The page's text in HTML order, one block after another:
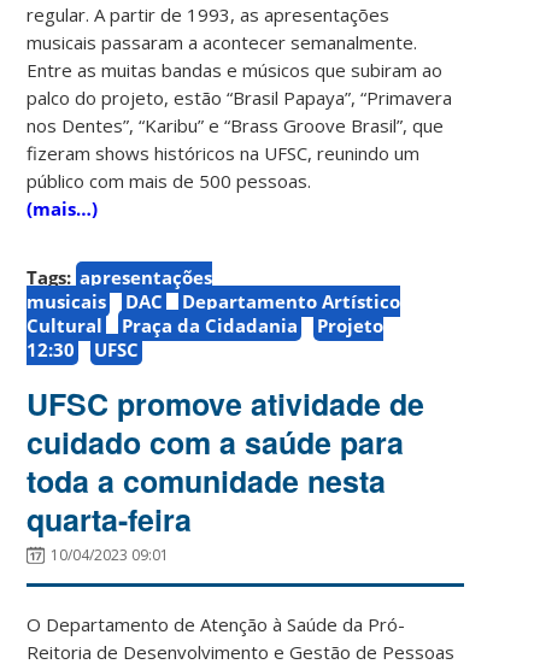
regular. A partir de 1993, as apresentações
musicais passaram a acontecer semanalmente.
Entre as muitas bandas e músicos que subiram ao
palco do projeto, estão “Brasil Papaya”, “Primavera
nos Dentes”, “Karibu” e “Brass Groove Brasil”, que
fizeram shows históricos na UFSC, reunindo um
público com mais de 500 pessoas.
(mais…)
Tags: apresentações
musicais
DAC
Departamento Artístico
Cultural
Praça da Cidadania
Projeto
12:30
UFSC
UFSC promove atividade de
cuidado com a saúde para
toda a comunidade nesta
quarta-feira
10/04/2023 09:01
O Departamento de Atenção à Saúde da Pró-
Reitoria de Desenvolvimento e Gestão de Pessoas